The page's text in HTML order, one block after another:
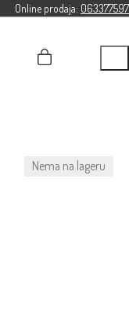
Online prodaja: 063377597
Nema na lageru